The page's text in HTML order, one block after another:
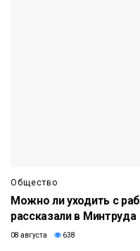
Общество
Можно ли уходить с
рассказали в Минтруда
08 августа 638